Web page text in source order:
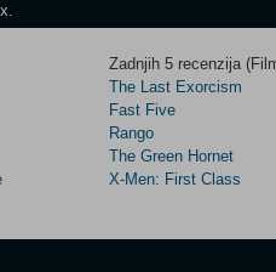
Zadnjih 5 recenzija
The Last Exorcism
Fast Five
Rango
The Green Hornet
X-Men: First Class